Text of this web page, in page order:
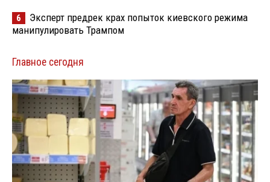
6
Эксперт предрек крах попыток киевского режима
манипулировать Трампом
Главное сегодня